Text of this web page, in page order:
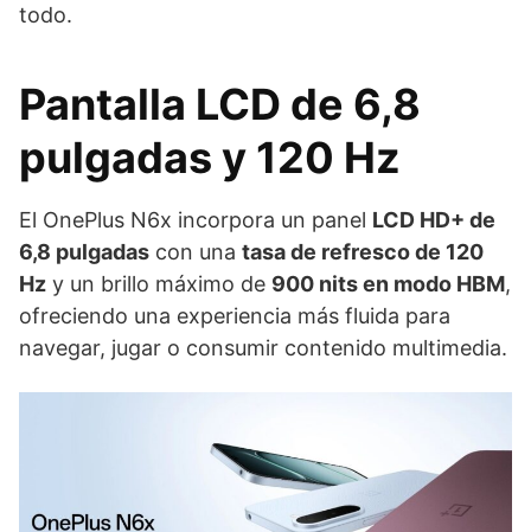
todo.
Pantalla LCD de 6,8
pulgadas y 120 Hz
El OnePlus N6x incorpora un panel LCD HD+ de
6,8 pulgadas con una tasa de refresco de 120
Hz y un brillo máximo de 900 nits en modo HBM,
ofreciendo una experiencia más fluida para
navegar, jugar o consumir contenido multimedia.